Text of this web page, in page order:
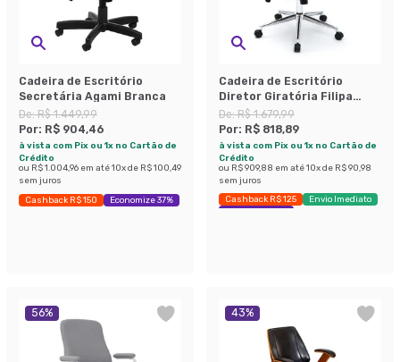
Cadeira de Escritório
Secretária Agami Branca
De:R$ 1.449,99
Por: R$ 904,46
à vista com Pix ou 1x no Cartão de
Crédito
ou R$ 1.004,96 em até10x de R$ 100,49
sem juros
Cashback R$ 150 Economize 37%
Cadeira de Escritório
Diretor Giratória Filipa
Preta
De:R$ 1.679,99
Por: R$ 818,89
à vista com Pix ou 1x no Cartão de
Crédito
ou R$ 909,88 em até10x de R$ 90,98
sem juros
Cashback R$ 125
Envio Imediato
Economize 51%
56% 43%